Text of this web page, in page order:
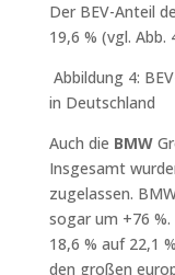
Der BEV-Anteil
19,6 % (vgl. Abb.
Abbildung 4:
in Deutschland
Auch die BMW
Insgesamt
zugelassen.
sogar um +76
18,6 % auf 22,1
den großen